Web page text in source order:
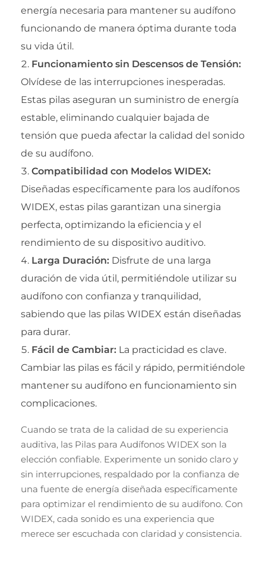
energía necesaria para mantener su audífono
funcionando de manera óptima durante toda
su vida útil.
Funcionamiento sin Descensos de Tensión:
Olvídese de las interrupciones inesperadas.
Estas pilas aseguran un suministro de energía
estable, eliminando cualquier bajada de
tensión que pueda afectar la calidad del sonido
de su audífono.
Compatibilidad con Modelos WIDEX:
Diseñadas específicamente para los audífonos
WIDEX, estas pilas garantizan una sinergia
perfecta, optimizando la eficiencia y el
rendimiento de su dispositivo auditivo.
Larga Duración: Disfrute de una larga
duración de vida útil, permitiéndole utilizar su
audífono con confianza y tranquilidad,
sabiendo que las pilas WIDEX están diseñadas
para durar.
Fácil de Cambiar: La practicidad es clave.
Cambiar las pilas es fácil y rápido, permitiéndole
mantener su audífono en funcionamiento sin
complicaciones.
Cuando se trata de la calidad de su experiencia
auditiva, las Pilas para Audífonos WIDEX son la
elección confiable. Experimente un sonido claro y
sin interrupciones, respaldado por la confianza de
una fuente de energía diseñada específicamente
para optimizar el rendimiento de su audífono. Con
WIDEX, cada sonido es una experiencia que
merece ser escuchada con claridad y consistencia.